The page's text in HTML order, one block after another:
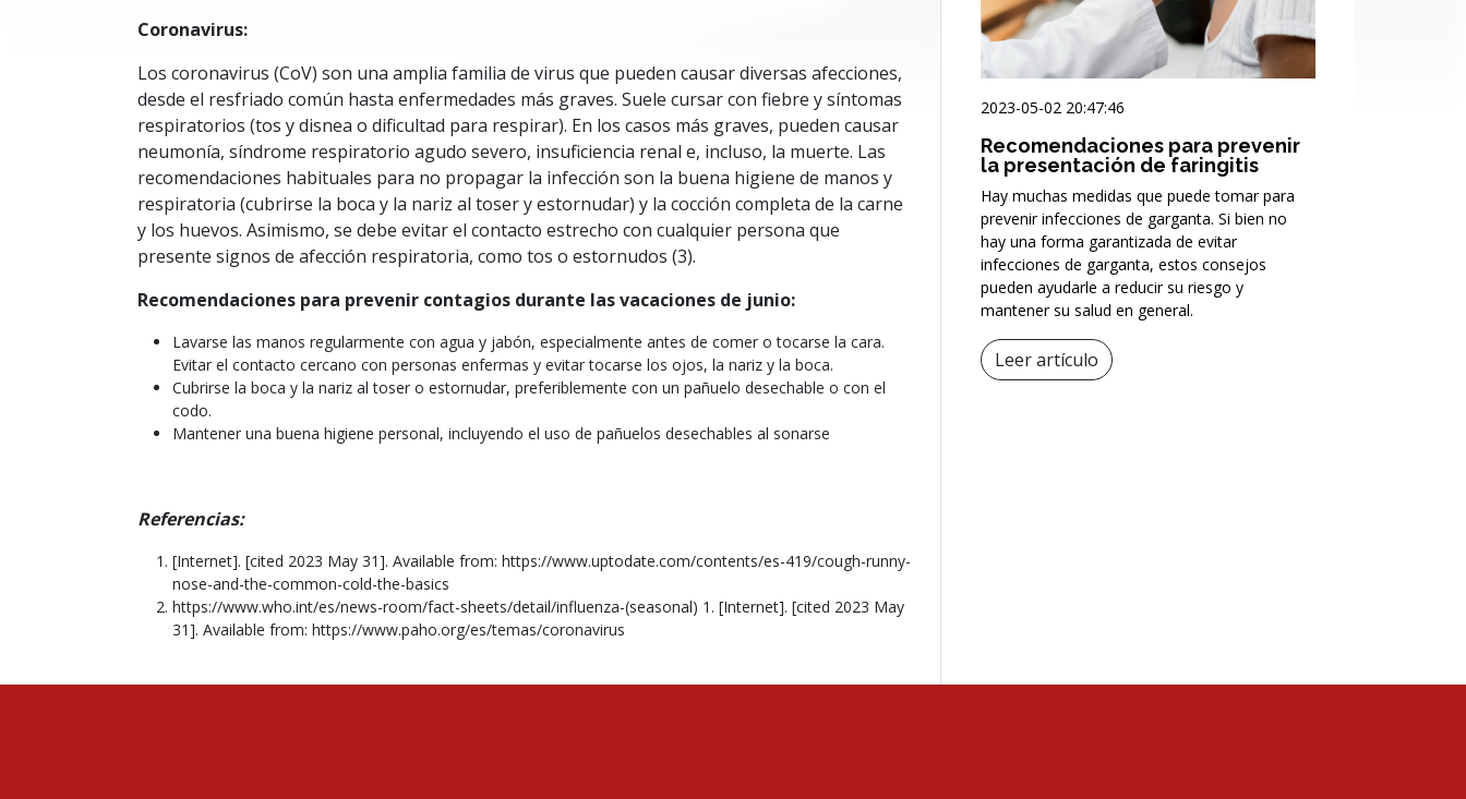
Coronavirus:
Los coronavirus (CoV) son una amplia familia de virus que pueden causar diversas afecciones,
desde el resfriado común hasta enfermedades más graves. Suele cursar con fiebre y síntomas
respiratorios (tos y disnea o dificultad para respirar). En los casos más graves, pueden causar
neumonía, síndrome respiratorio agudo severo, insuficiencia renal e, incluso, la muerte. Las
recomendaciones habituales para no propagar la infección son la buena higiene de manos y
respiratoria (cubrirse la boca y la nariz al toser y estornudar) y la cocción completa de la carne
y los huevos. Asimismo, se debe evitar el contacto estrecho con cualquier persona que
presente signos de afección respiratoria, como tos o estornudos (3).
Recomendaciones para prevenir contagios durante las vacaciones de junio:
Lavarse las manos regularmente con agua y jabón, especialmente antes de comer o tocarse la cara.
Evitar el contacto cercano con personas enfermas y evitar tocarse los ojos, la nariz y la boca.
Cubrirse la boca y la nariz al toser o estornudar, preferiblemente con un pañuelo desechable o con el
codo.
Mantener una buena higiene personal, incluyendo el uso de pañuelos desechables al sonarse
Referencias:
[Internet]. [cited 2023 May 31]. Available from: https://www.uptodate.com/contents/es-419/cough-runny-
nose-and-the-common-cold-the-basics
https://www.who.int/es/news-room/fact-sheets/detail/influenza-(seasonal) 1. [Internet]. [cited 2023 May
31]. Available from: https://www.paho.org/es/temas/coronavirus
2023-05-02 20:47:46
Recomendaciones para prevenir
la presentación de faringitis
Hay muchas medidas que puede tomar para
prevenir infecciones de garganta. Si bien no
hay una forma garantizada de evitar
infecciones de garganta, estos consejos
pueden ayudarle a reducir su riesgo y
mantener su salud en general.
Leer artículo